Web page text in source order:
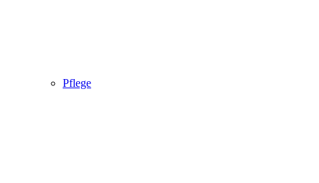
Pflege